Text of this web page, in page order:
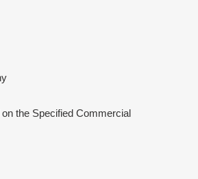
the Specified Commercial